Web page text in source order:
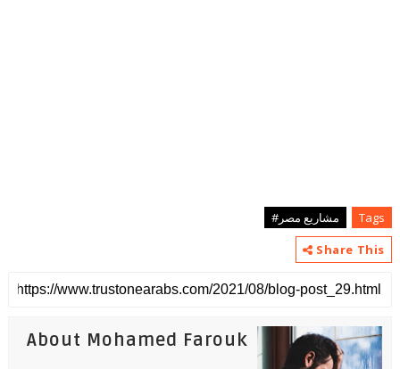
Tags
مشاريع مصر#
Share This
About Mohamed Farouk